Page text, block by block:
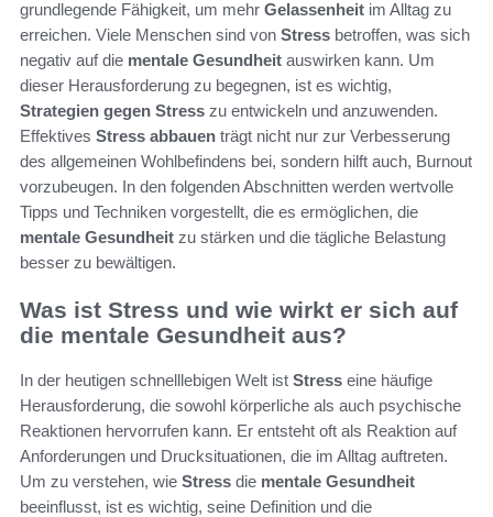
grundlegende Fähigkeit, um mehr Gelassenheit im Alltag zu
erreichen. Viele Menschen sind von Stress betroffen, was sich
negativ auf die mentale Gesundheit auswirken kann. Um
dieser Herausforderung zu begegnen, ist es wichtig,
Strategien gegen Stress zu entwickeln und anzuwenden.
Effektives Stress abbauen trägt nicht nur zur Verbesserung
des allgemeinen Wohlbefindens bei, sondern hilft auch, Burnout
vorzubeugen. In den folgenden Abschnitten werden wertvolle
Tipps und Techniken vorgestellt, die es ermöglichen, die
mentale Gesundheit zu stärken und die tägliche Belastung
besser zu bewältigen.
Was ist Stress und wie wirkt er sich auf
die mentale Gesundheit aus?
In der heutigen schnelllebigen Welt ist Stress eine häufige
Herausforderung, die sowohl körperliche als auch psychische
Reaktionen hervorrufen kann. Er entsteht oft als Reaktion auf
Anforderungen und Drucksituationen, die im Alltag auftreten.
Um zu verstehen, wie Stress die mentale Gesundheit
beeinflusst, ist es wichtig, seine Definition und die